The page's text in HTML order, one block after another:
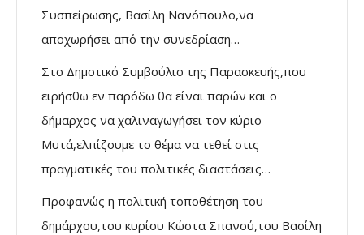
Συσπείρωσης, Βασίλη Νανόπουλο,να
αποχωρήσει από την συνεδρίαση…
Στο Δημοτικό Συμβούλιο της Παρασκευής,που
ειρήσθω εν παρόδω θα είναι παρών και ο
δήμαρχος να χαλιναγωγήσει τον κύριο
Μυτά,ελπίζουμε το θέμα να τεθεί στις
πραγματικές του πολιτικές διαστάσεις…
Προφανώς η πολιτική τοποθέτηση του
δημάρχου,του κυρίου Κώστα Σπανού,του Βασίλη